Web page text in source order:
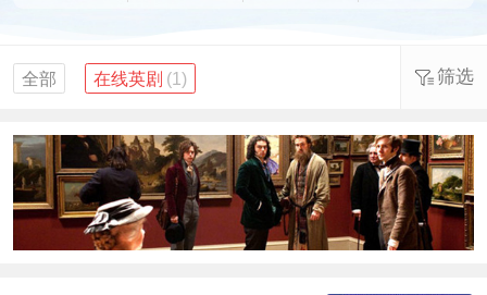
全部 在线英剧 (1) 筛选